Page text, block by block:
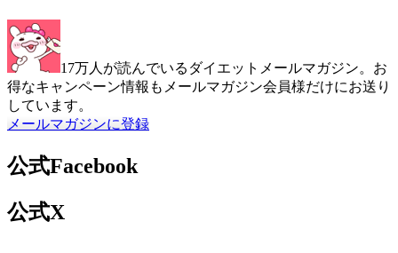
17万人が読んでいるダイエットメールマガジン。お
得なキャンペーン情報もメールマガジン会員様だけにお送り
しています。
メールマガジンに登録
公式Facebook
公式X